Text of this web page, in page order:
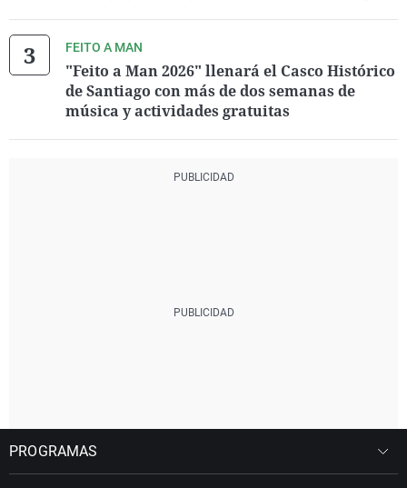
FEITO A MAN
"Feito a Man 2026" llenará el Casco Histórico
de Santiago con más de dos semanas de
música y actividades gratuitas
PROGRAMAS